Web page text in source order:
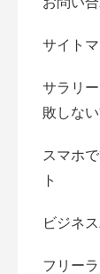
サイト
サラリ
敗しな
スマホ
ト
ビジネ
フリー